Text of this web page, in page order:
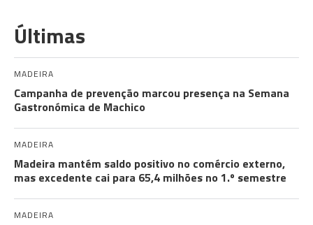
Últimas
MADEIRA
Campanha de prevenção marcou presença na Semana
Gastronómica de Machico
MADEIRA
Madeira mantém saldo positivo no comércio externo,
mas excedente cai para 65,4 milhões no 1.º semestre
MADEIRA